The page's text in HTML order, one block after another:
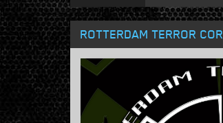
ROTTERDAM TERROR